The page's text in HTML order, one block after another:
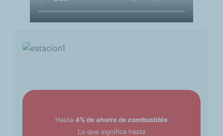
Hasta 4% de ahorro de combustible
Lo que significa hasta